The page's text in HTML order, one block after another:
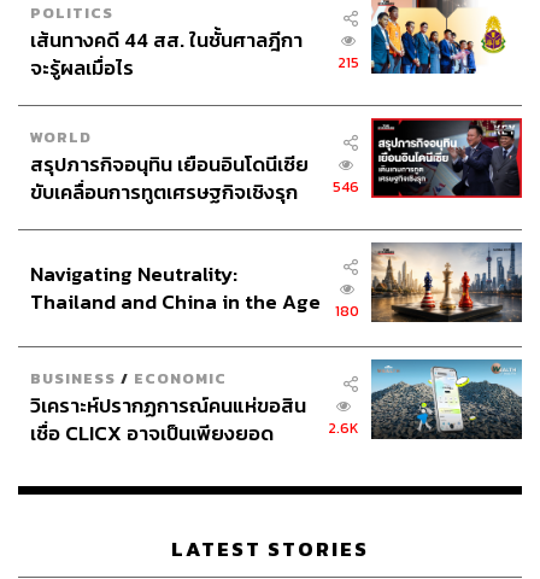
POLITICS
เส้นทางคดี 44 สส. ในชั้นศาลฎีกา
จะรู้ผลเมื่อไร
215
WORLD
สรุปภารกิจอนุทิน เยือนอินโดนีเซีย
ขับเคลื่อนการทูตเศรษฐกิจเชิงรุก
546
Navigating Neutrality:
Thailand and China in the Age
180
BUSINESS / ECONOMIC
วิเคราะห์ปรากฏการณ์คนแห่ขอสิน
เชื่อ CLICX อาจเป็นเพียงยอด
เรือนไทยที่ถูกซุกไว้
2.6K
LATEST STORIES